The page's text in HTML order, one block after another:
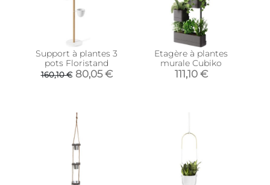
Support à plantes 3
pots Floristand
160,10 € 80,05 €
Etagère à plantes
murale Cubiko
111,10 €